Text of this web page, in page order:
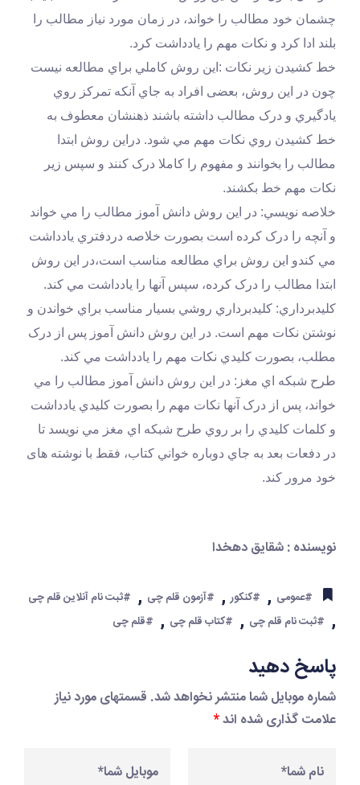
چشمان خود مطالب را خواند، در زمان مورد نياز مطالب را
بلند ادا کرد و نکات مهم را يادداشت کرد.
خط کشيدن زير نکات :این روش کاملي براي مطالعه نيست
چون در اين روش، بعضی افراد به جاي آنکه تمرکز روي
يادگيري و درک مطالب داشته باشند ذهنشان معطوف به
مطالب را بخوانند و مفهوم را کاملا درک کنند و سپس زير
نکات مهم خط بکشند.
خلاصه نويسي: در اين روش دانش آموز مطالب را مي خواند
و آنچه را درک کرده است بصورت خلاصه دردفتري يادداشت
مي کندو اين روش براي مطالعه مناسب است،در اين روش
ابتدا مطالب را درک کرده، سپس آنها را يادداشت مي کند.
کليدبرداري: کليدبرداري روشي بسيار مناسب براي خواندن و
نوشتن نکات مهم است. در اين روش دانش آموز پس از درک
مطلب، بصورت کليدي نکات مهم را يادداشت مي کند.
خواند، پس از درک آنها نکات مهم را بصورت کليدي يادداشت
و کلمات کليدي را بر روي طرح شبکه اي مغز مي نويسد تا
خود مرور کند.
نویسنده : شقایق دهخدا
#عمومی , #کنکور , #آزمون قلم چی , #ثبت نام آنلاین قلم چی
#ثبت نام قلم چی , #کتاب قلم چی , #قلم چی
پاسخ دهید
شماره موبایل شما منتشر نخواهد شد. قسمتهای مورد نیاز
علامت گذاری شده اند*